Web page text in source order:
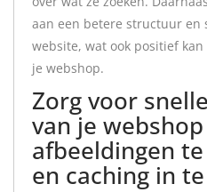
aan een betere structuur en
website, wat ook positief
je webshop.
Zorg voor
van je
afbeeldingen
en caching in